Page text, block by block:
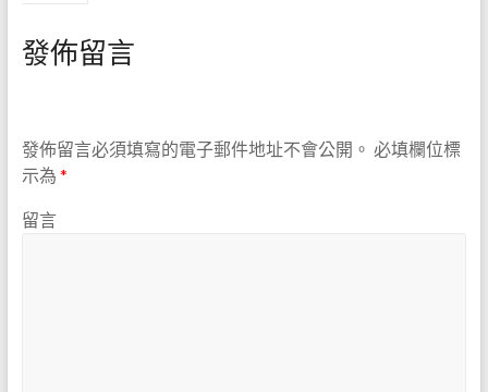
發佈留言
發佈留言必須填寫的電子郵件地址不會公開。 必填欄位標
示為 *
留言